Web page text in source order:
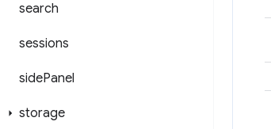
search
sessions
sidePanel
storage